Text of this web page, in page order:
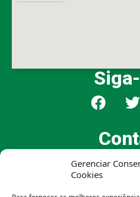
Gerenciar
Cookies
(11)
Horário de